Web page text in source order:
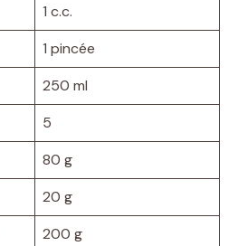
1 c.c.
1 pincée
250 ml
5
80 g
20 g
200 g